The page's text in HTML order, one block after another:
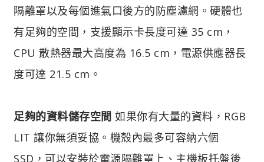
隔離罩以及每個進氣口後方的防塵濾網。硬體也
有足夠的空間，支援顯示卡長度可達 35 cm，
CPU 散熱器最大高度為 16.5 cm，電源供應器長
度可達 21.5 cm。
足夠的資料儲存空間 如果你有大量的資料，RGB
LIT 讓你無須妥協。機殼內最多可容納六個
SSD，可以安裝於電源隔離罩上、主機板托盤後